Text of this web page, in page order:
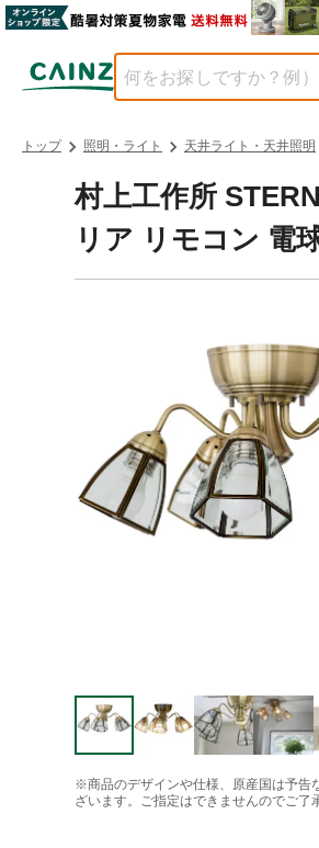
トップ 照明・ライト 天井ライト・天井照明
村上工作所
リア リモコン 電
※商品のデザインや仕様、原産国は予告
ざいます。ご指定はできませんのでご了